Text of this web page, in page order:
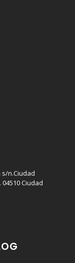
s/n.Ciudad
Ciudad